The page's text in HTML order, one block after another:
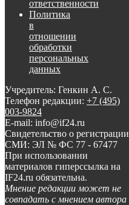
ответственности
Политика
в
отношении
обработки
персональных
данных
Учредитель: Генкин А. С.
Телефон редакции: +7 (495)
003-9824
E-mail: info@if24.ru
Свидетельство о регистрации
СМИ: ЭЛ № ФС 77 - 67477
При использовании
материалов гиперссылка на
IF24.ru обязательна.
Мнение редакции может не
совпадать с мнением автора